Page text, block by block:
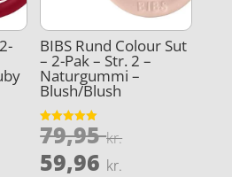
BIBS Rund Colour Sut
– 2-Pak – Str. 2 –
Naturgummi –
Blush/Blush
Vurderet
5
79,95kr.Den
59,96 kr.